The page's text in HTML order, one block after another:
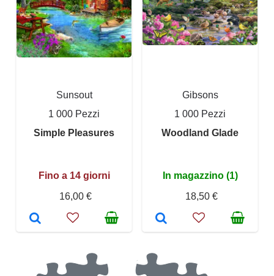
Sunsout
1 000 Pezzi
Simple Pleasures
Fino a 14 giorni
16,00 €
Gibsons
1 000 Pezzi
Woodland Glade
In magazzino (1)
18,50 €